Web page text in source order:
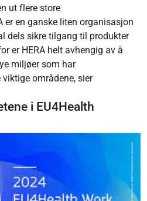
ut flere store
er en ganske liten organisasjon
dels sikre tilgang til produkter
er HERA helt avhengig av å
miljøer som har
områdene, sier
i EU4Health